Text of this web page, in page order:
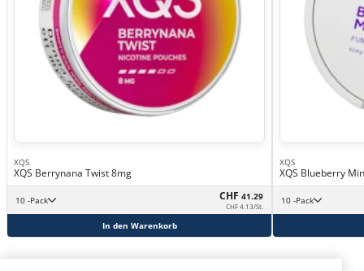
XQS
XQS Berrynana Twist 8mg
10 -Pack CHF 41.29
CHF 4.13/St.
In den Warenkorb
XQS
XQS Blueberry
10 -Pack